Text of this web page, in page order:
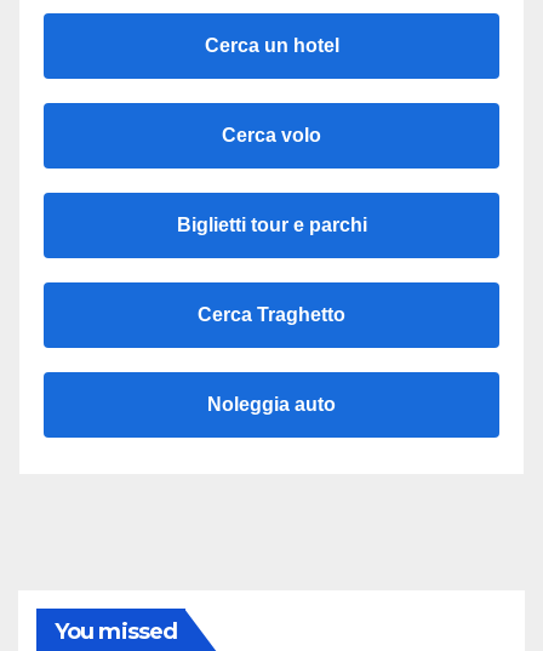
Cerca un hotel
Cerca volo
Biglietti tour e parchi
Cerca Traghetto
Noleggia auto
You missed